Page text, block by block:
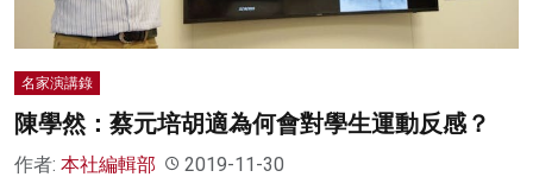
名家演講錄
陳學然：蔡元培胡適為何會對學生運動反感？
作者: 本社編輯部 2019-11-30